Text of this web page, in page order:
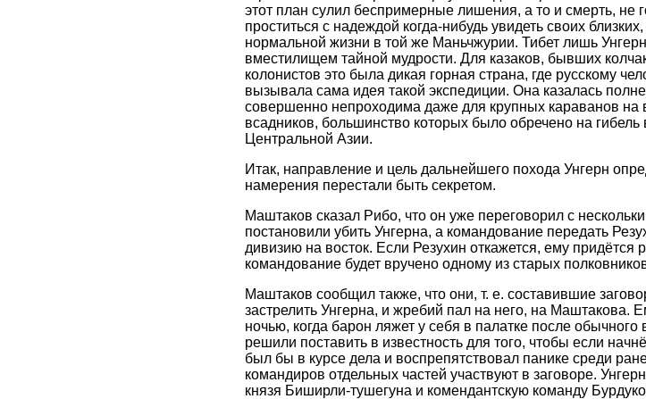
этот план сулил беспримерные лишения, а то и смерть,
проститься с надеждой когда-нибудь увидеть своих
нормальной жизни в той же Маньчжурии. Тибет лишь
вместилищем тайной мудрости. Для казаков, бывших
колонистов это была дикая горная страна, где русскому
вызывала сама идея такой экспедиции. Она казалась
совершенно непроходима даже для крупных караванов на
всадников, большинство которых было обречено на
Центральной Азии.
Итак, направление и цель дальнейшего похода Унгерн
намерения перестали быть секретом.
Маштаков сказал Рибо, что он уже переговорил с
постановили убить Унгерна, а командование передать
дивизию на восток. Если Резухин откажется, ему придётся
командование будет вручено одному из старых
Маштаков сообщил также, что они, т. е. составившие
застрелить Унгерна, и жребий пал на него, на Маштакова.
ночью, когда барон ляжет у себя в палатке после
решили поставить в известность для того, чтобы если
был бы в курсе дела и воспрепятствовал панике среди
командиров отдельных частей участвуют в заговоре.
князя Биширли-тушегуна и комендантскую команду